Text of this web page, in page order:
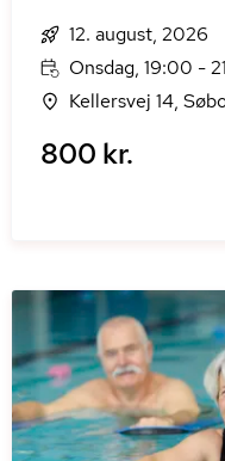
12. august, 2026
Onsdag, 19:00 -
Kellersvej 14,
800 kr.